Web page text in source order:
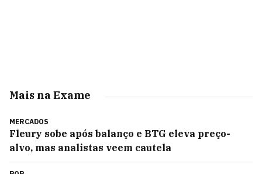
Mais na Exame
MERCADOS
Fleury sobe após balanço e BTG eleva preço-
alvo, mas analistas veem cautela